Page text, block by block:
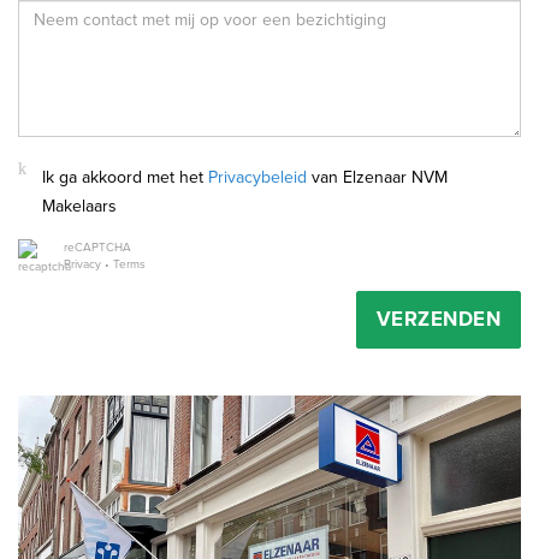
Ik ga akkoord met het Privacybeleid van Elzenaar NVM
Makelaars
reCAPTCHA
Privacy • Terms
VERZENDEN